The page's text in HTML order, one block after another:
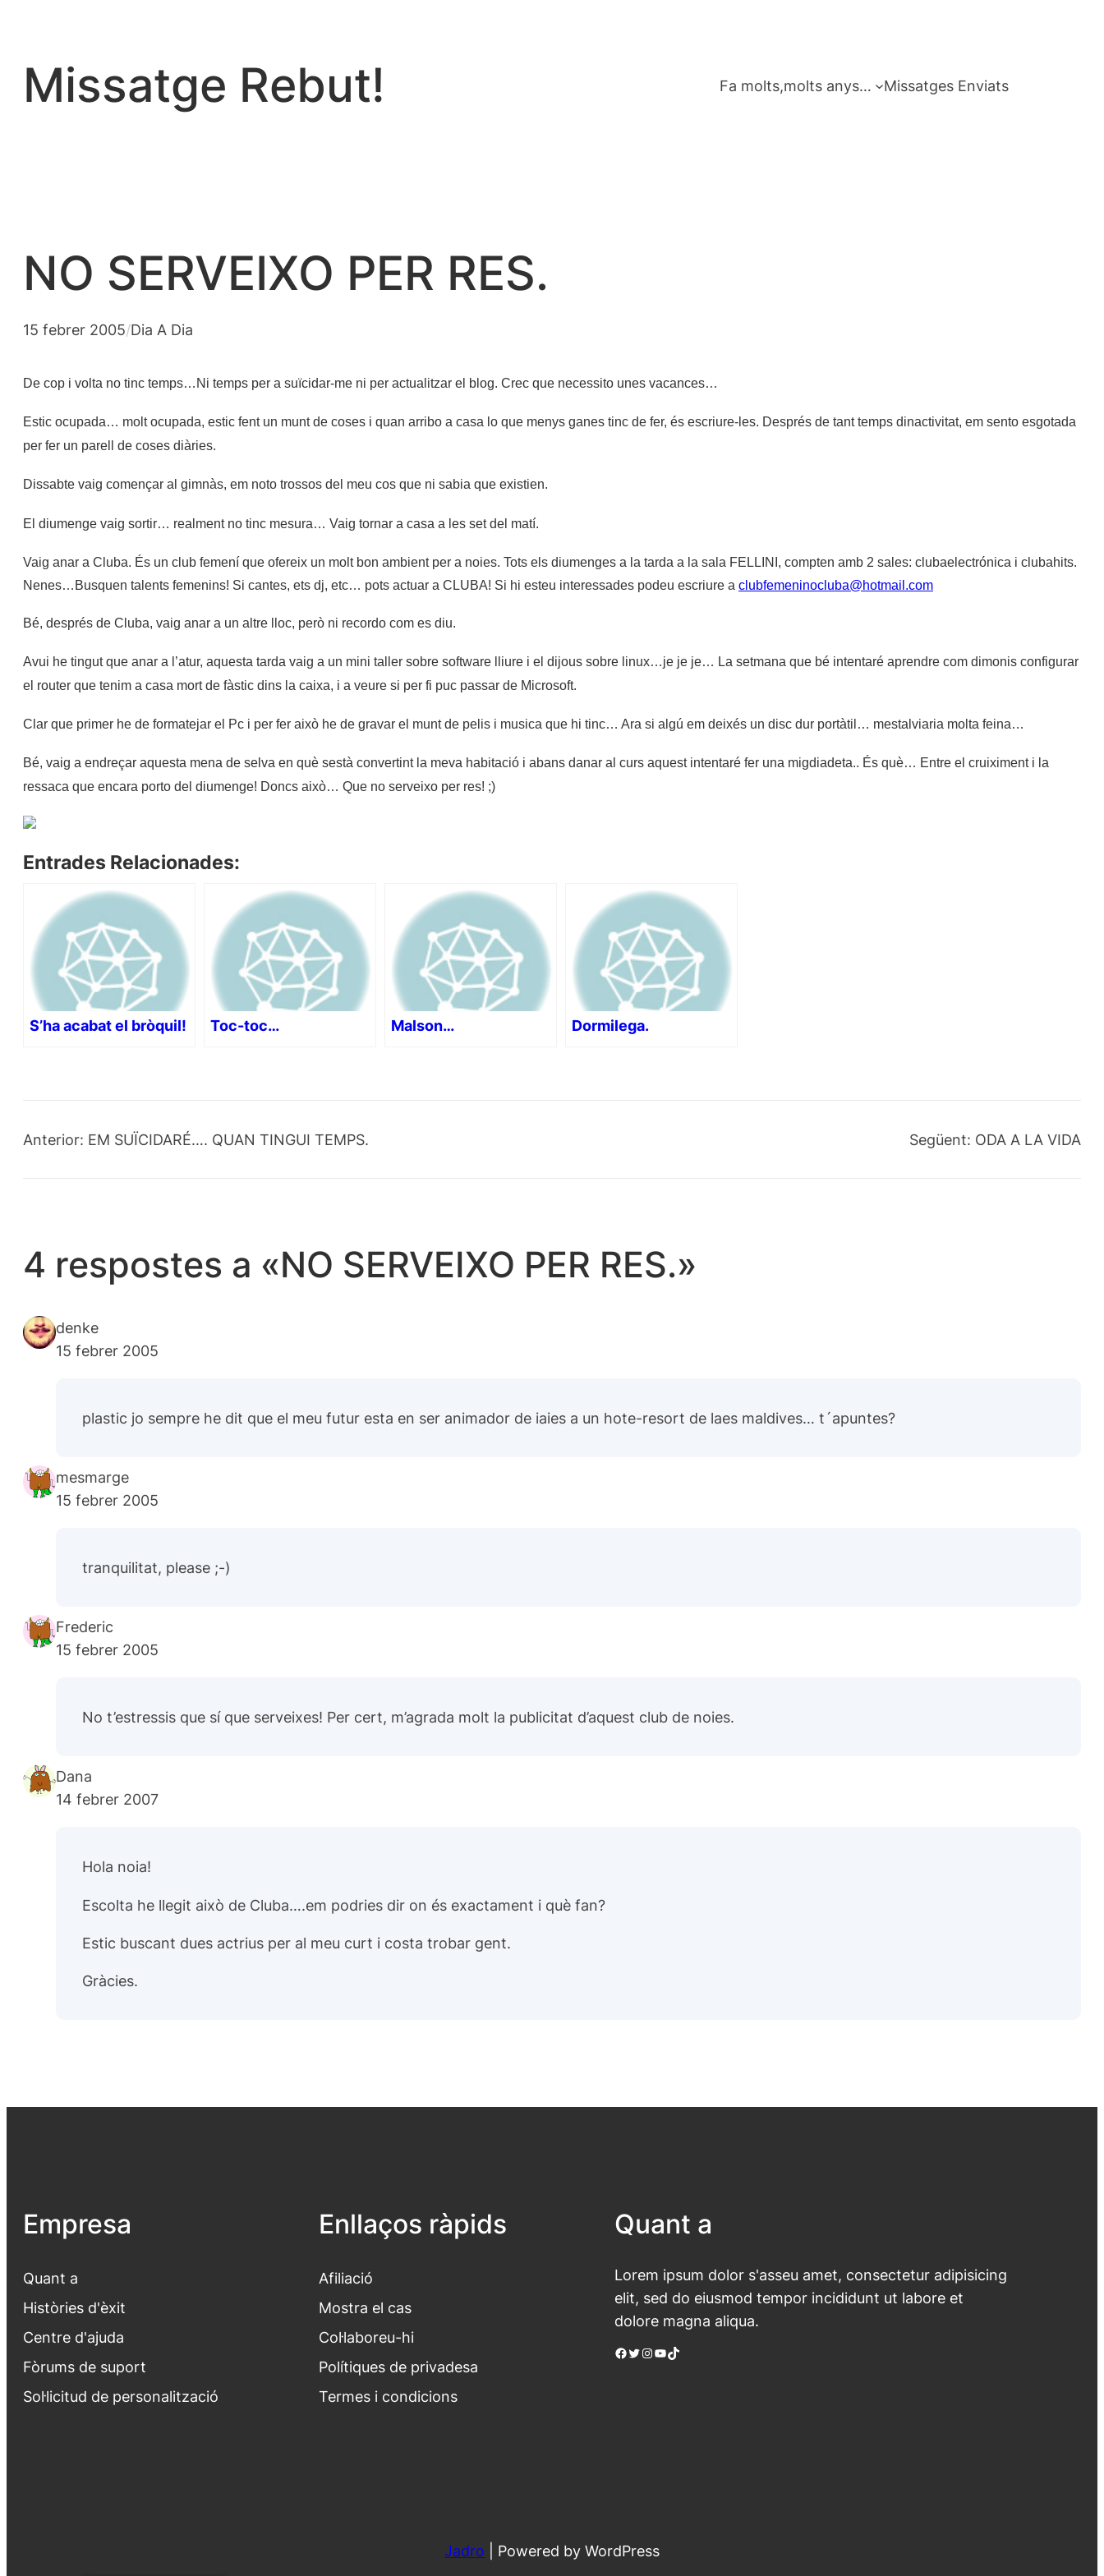
contingut
Missatge Rebut! Fa molts,molts anys… Missatges Enviats
NO SERVEIXO PER RES.
15 febrer 2005/Dia A Dia
De cop i volta no tinc temps…Ni temps per a suïcidar-me ni per actualitzar el blog. Crec que necessito unes vacances…
Estic ocupada… molt ocupada, estic fent un munt de coses i quan arribo a casa lo que menys ganes tinc de fer, és escriure-les. Després de tant temps dinactivitat, em sento esgotada
per fer un parell de coses diàries.
Dissabte vaig començar al gimnàs, em noto trossos del meu cos que ni sabia que existien.
El diumenge vaig sortir… realment no tinc mesura… Vaig tornar a casa a les set del matí.
Vaig anar a Cluba. És un club femení que ofereix un molt bon ambient per a noies. Tots els diumenges a la tarda a la sala FELLINI, compten amb 2 sales: clubaelectrónica i clubahits.
Nenes…Busquen talents femenins! Si cantes, ets dj, etc… pots actuar a CLUBA! Si hi esteu interessades podeu escriure a clubfemeninocluba@hotmail.com
Bé, després de Cluba, vaig anar a un altre lloc, però ni recordo com es diu.
Avui he tingut que anar a l’atur, aquesta tarda vaig a un mini taller sobre software lliure i el dijous sobre linux…je je je… La setmana que bé intentaré aprendre com dimonis configurar
el router que tenim a casa mort de fàstic dins la caixa, i a veure si per fi puc passar de Microsoft.
Clar que primer he de formatejar el Pc i per fer això he de gravar el munt de pelis i musica que hi tinc… Ara si algú em deixés un disc dur portàtil… mestalviaria molta feina…
Bé, vaig a endreçar aquesta mena de selva en què sestà convertint la meva habitació i abans danar al curs aquest intentaré fer una migdiadeta.. És què… Entre el cruiximent i la
ressaca que encara porto del diumenge! Doncs això… Que no serveixo per res! ;)
Entrades Relacionades:
S’ha acabat el bròquil! Toc-toc… Malson… Dormilega.
Anterior: EM SUÏCIDARÉ…. QUAN TINGUI TEMPS. Següent: ODA A LA VIDA
4 respostes a «NO SERVEIXO PER RES.»
denke
15 febrer 2005
plastic jo sempre he dit que el meu futur esta en ser animador de iaies a un hote-resort de laes maldives… t´apuntes?
mesmarge
15 febrer 2005
tranquilitat, please ;-)
Frederic
15 febrer 2005
No t’estressis que sí que serveixes! Per cert, m’agrada molt la publicitat d’aquest club de noies.
Dana
14 febrer 2007
Hola noia!
Escolta he llegit això de Cluba….em podries dir on és exactament i què fan?
Estic buscant dues actrius per al meu curt i costa trobar gent.
Gràcies.
Empresa
Quant a
Històries d'èxit
Centre d'ajuda
Fòrums de suport
Sol·licitud de personalització
Enllaços ràpids
Afiliació
Mostra el cas
Col·laboreu-hi
Polítiques de privadesa
Termes i condicions
Quant a
Lorem ipsum dolor s'asseu amet, consectetur adipisicing
elit, sed do eiusmod tempor incididunt ut labore et
dolore magna aliqua.
Facebook Twitter Instagram YouTube TikTok
Jadro Powered by WordPress